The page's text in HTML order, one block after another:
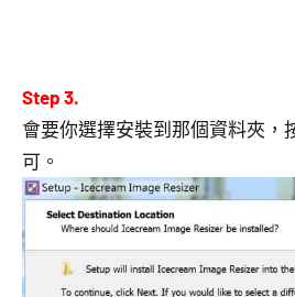
Step 3.
會要你選擇安裝到那個資料夾，
可。